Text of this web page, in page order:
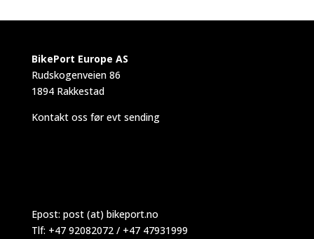
BikePort Europe AS
Rudskogenveien 86
1894 Rakkestad
Kontakt oss før evt sending
Epost: post (at) bikeport.no
Tlf: +47 92082072 / +47 47931999